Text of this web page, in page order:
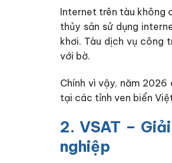
Internet trên tàu không
thủy sản sử dụng
khơi. Tàu dịch vụ công
với bờ.
Chính vì vậy, năm
tại các tỉnh ven biển
2. VSAT –
nghiệp